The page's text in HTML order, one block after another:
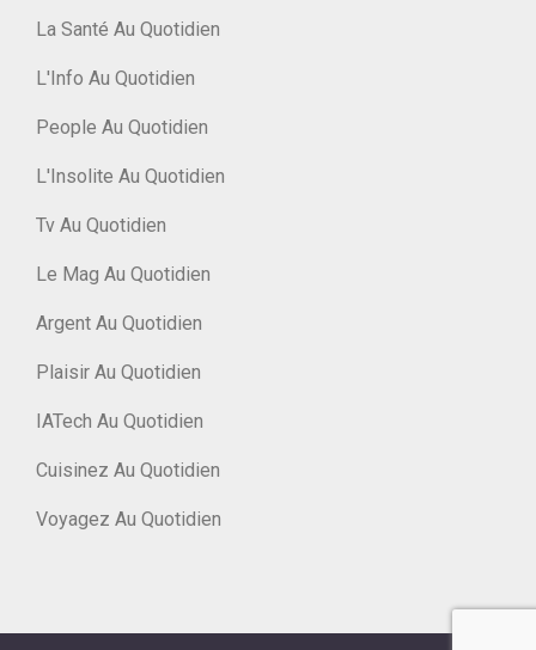
La Santé Au Quotidien
L'Info Au Quotidien
People Au Quotidien
L'Insolite Au Quotidien
Tv Au Quotidien
Le Mag Au Quotidien
Argent Au Quotidien
Plaisir Au Quotidien
IATech Au Quotidien
Cuisinez Au Quotidien
Voyagez Au Quotidien